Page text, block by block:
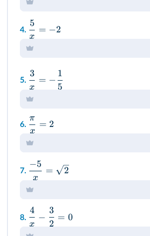
4.
x
5
= −2
5.
x
3
= −
5
1
6.
x
π
= 2
7.
x
−5
= 2
8.
x
4
−
2
3
= 0